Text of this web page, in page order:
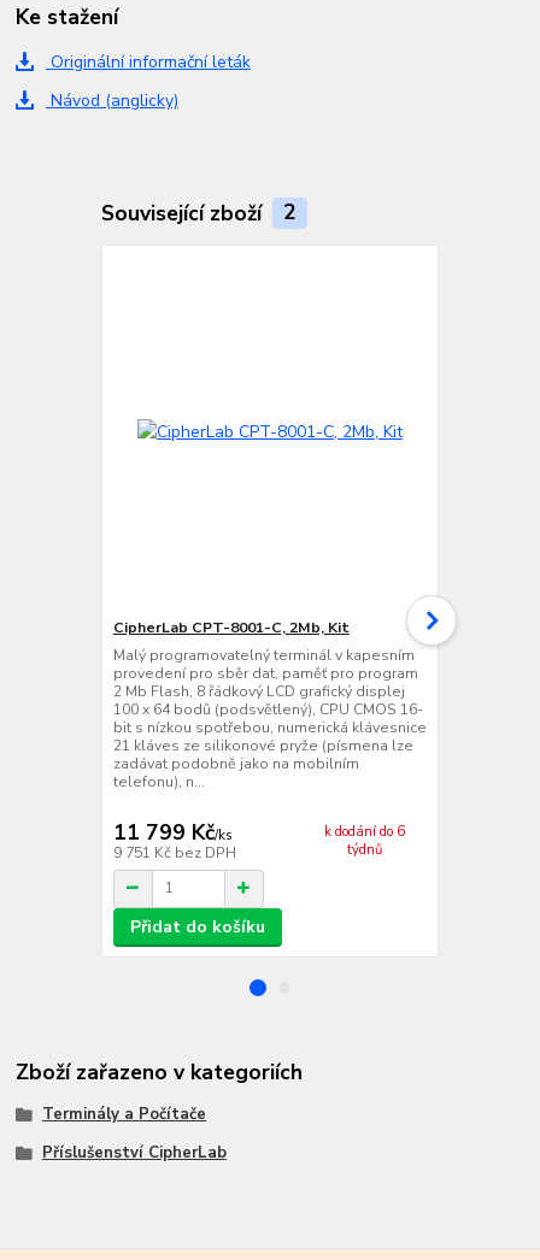
Ke stažení
Originální informační leták
Návod (anglicky)
Související zboží 2
CipherLab CPT-8001-C, 2Mb, Kit
Malý programovatelný terminál v kapesním
provedení pro sběr dat, paměť pro program
2 Mb Flash, 8 řádkový LCD grafický displej
100 x 64 bodů (podsvětlený), CPU CMOS 16-
bit s nízkou spotřebou, numerická klávesnice
21 kláves ze silikonové pryže (písmena lze
zadávat podobně jako na mobilním
telefonu), n...
11 799 Kč/ks
9 751 Kč bez DPH
k dodání do 6
týdnů
Přidat do košíku
CipherLab
Zboží zařazeno v kategoriích
Terminály a Počítače
Příslušenství CipherLab